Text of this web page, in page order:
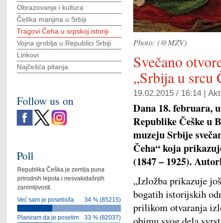
Photo: (@MZV)
Svečano
„Srbija u srcu
19.02.2015 / 16:14 |
Dana 18. februara,
Republike Češke u
muzeju Srbije
Čeha“ koja
(1847 – 1925).
„Izložba prikazuje
bogatih istorijskih
prilikom otvaranja
Obrazovanje i kultura
Češka manjina u Srbiji
Tragovi Čeha u srpskoj istoriji
Vojna groblja u Republici Srbiji
Linkovi
Najčešća pitanja
Follow us on
Poll
Republika Češka je zemlja puna
prirodnih lepota i nesvakidašnjih
zanimljivosti.
34 % (85215)
Već sam je posetio/la
33 % (82037)
Planiram da je posetim